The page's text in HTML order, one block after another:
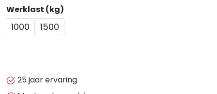
Werklast (kg)
1000 1500
25 jaar ervaring